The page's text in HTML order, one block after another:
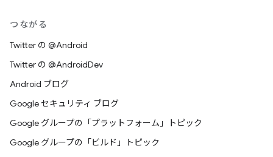
つながる
Twitter の @Android
Twitter の @AndroidDev
Android ブログ
Google セキュリティ ブログ
Google グループの「プラットフォーム」トピック
Google グループの「ビルド」トピック